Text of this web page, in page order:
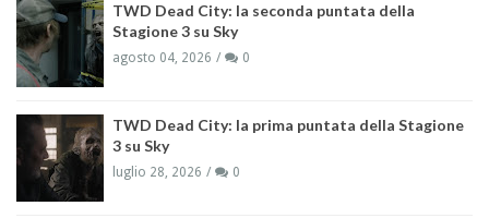
TWD Dead City: la seconda puntata della
Stagione 3 su Sky
agosto 04, 2026 0
TWD Dead City: la prima puntata della Stagione
3 su Sky
luglio 28, 2026 0